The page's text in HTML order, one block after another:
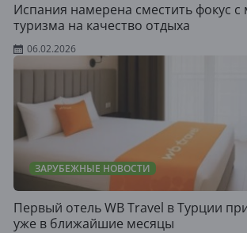
Испания намерена сместить фокус с
туризма на качество отдыха
06.02.2026
ЗАРУБЕЖНЫЕ НОВОСТИ
Первый отель WB Travel в Турции
уже в ближайшие месяцы